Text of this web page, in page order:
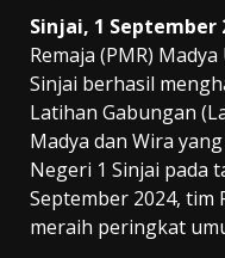
Sinjai, 1 September
Remaja (PMR)
Sinjai berhasil
Latihan Gabungan
Madya dan Wira
Negeri 1 Sinjai pada
September 2024, tim
meraih peringkat